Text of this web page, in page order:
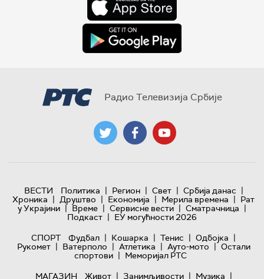
Радио Телевизија Србије
ВЕСТИ Политика | Регион | Свет | Србија данас |
Хроника | Друштво | Економија | Мерила времена | Рат
у Украјини | Време | Сервисне вести | Сматрачница |
Подкаст | ЕУ могућности 2026
СПОРТ
Фудбал | Кошарка | Тенис | Одбојка |
Рукомет | Ватерполо | Атлетика | Ауто-мото | Остали
спортови | Меморијал РТС
МАГАЗИН
Живот | Занимљивости | Музика |